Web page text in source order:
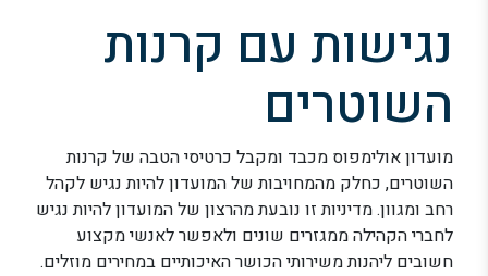
נגישות עם קרנות
השוטרים
מועדון אולימפוס מכבד ומקבל כרטיסי הטבה של קרנות
השוטרים, כחלק מהמחויבות של המועדון להיות נגיש לקהל
רחב ומגוון. מדיניות זו נובעת מהרצון של המועדון להיות נגיש
לחברי הקהילה ממגזרים שונים ולאפשר לאנשי מקצוע
חשובים ליהנות משירותי הכושר האיכותיים במחירים מוזלים.